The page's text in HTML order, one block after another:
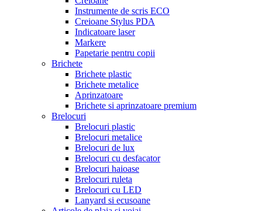
Instrumente de scris ECO
Creioane Stylus PDA
Indicatoare laser
Markere
Papetarie pentru copii
Brichete
Brichete plastic
Brichete metalice
Aprinzatoare
Brichete si aprinzatoare premium
Brelocuri
Brelocuri plastic
Brelocuri metalice
Brelocuri de lux
Brelocuri cu desfacator
Brelocuri haioase
Brelocuri ruleta
Brelocuri cu LED
Lanyard si ecusoane